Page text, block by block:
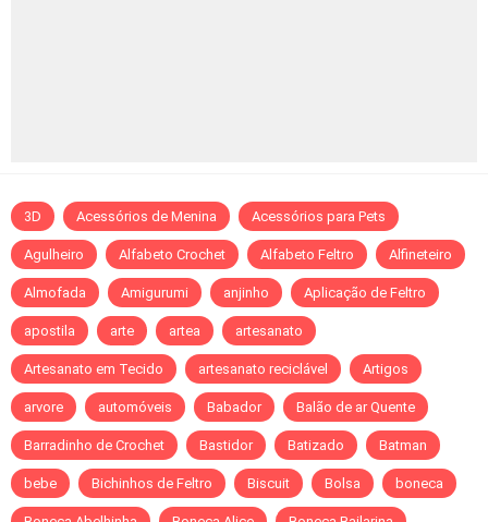
3D Acessórios de Menina Acessórios para Pets
Agulheiro Alfabeto Crochet Alfabeto Feltro Alfineteiro
Almofada Amigurumi anjinho Aplicação de Feltro
apostila arte artea artesanato
Artesanato em Tecido artesanato reciclável Artigos
arvore automóveis Babador Balão de ar Quente
Barradinho de Crochet Bastidor Batizado Batman
bebe Bichinhos de Feltro Biscuit Bolsa boneca